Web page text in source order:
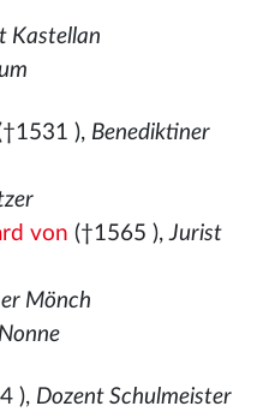
Kastellan
), Benediktiner
von (†1565 ),Jurist
Mönch
Nonne
), Dozent Schulmeister